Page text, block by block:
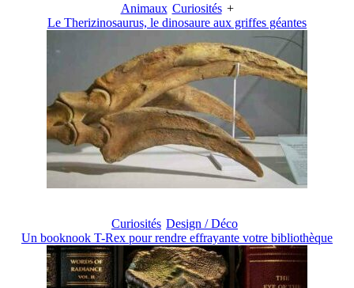
Animaux Curiosités +
Le Therizinosaurus, le dinosaure aux griffes géantes
Curiosités Design / Déco
Un booknook T-Rex pour rendre effrayante votre bibliothèque